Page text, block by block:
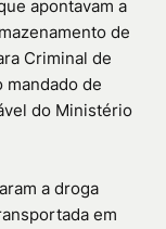
apontavam a
de
Criminal de
mandado de
do Ministério
a droga
em